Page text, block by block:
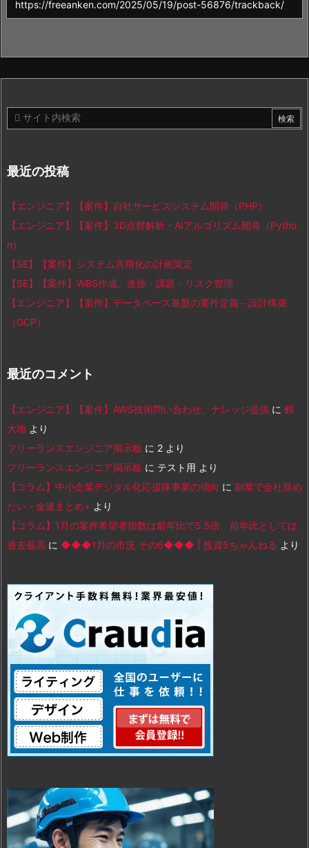
最近の投稿
【エンジニア】【案件】自社サービスシステム開発（PHP）
【エンジニア】【案件】3D点群解析・AIアルゴリズム開発（Pytho
n）
【SE】【案件】システム共用化の計画策定
【SE】【案件】WBS作成、進捗・課題・リスク管理
【エンジニア】【案件】データベース基盤の要件定義～設計構築
（GCP）
最近のコメント
【エンジニア】【案件】AWS技術問い合わせ、ナレッジ提供 に 鶴
大地 より
フリーランスエンジニア掲示板 に 2 より
フリーランスエンジニア掲示板 に テスト用 より
【コラム】中小企業デジタル化応援隊事業の傾向 に 副業で会社辞め
たい - 金速まとめ+ より
【コラム】1月の案件希望者指数は前年比で5.5倍、前年比としては
過去最高 に ◆◆◆1月の市況 その6◆◆◆ | 投資5ちゃんねる より